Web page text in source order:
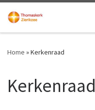
Ga naar inhoud
Home »Kerkenraad
Kerkenraad